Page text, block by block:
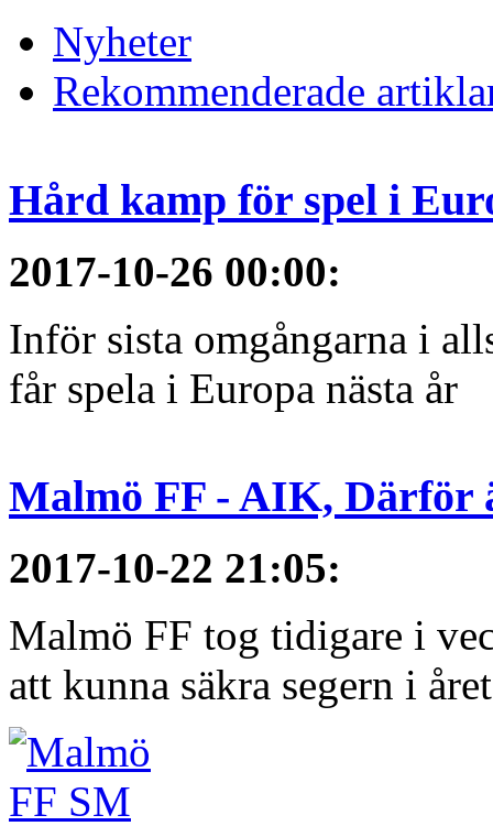
Nyheter
Rekommenderade
Hård kamp för spel i
2017-10-26 00:00:
Inför sista omgångarna i
får spela i Europa nästa år
Malmö FF - AIK, Därför
2017-10-22 21:05:
Malmö FF tog tidigare i
att kunna säkra segern i